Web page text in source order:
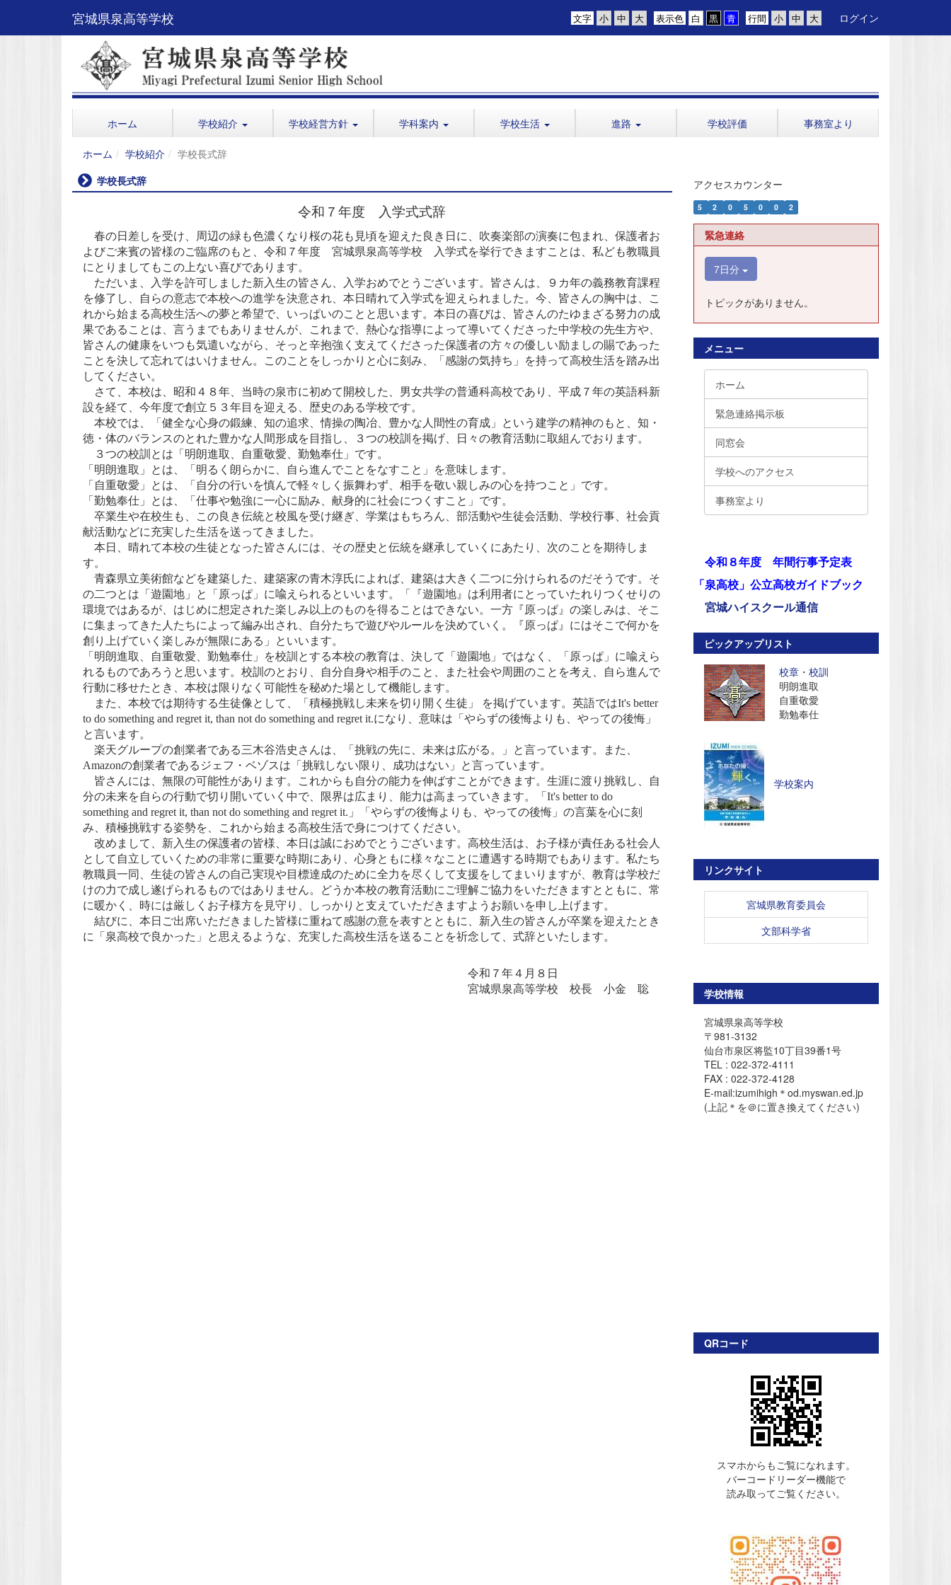
宮城県泉高等学校 行間
表示色
文字 ログイン
ホーム 学校紹介 学校経営方針 学科案内 学校生活 進路 学校評価 事務室より
ホーム 学校紹介
学校長式辞
学校長式辞
令和７年度 入学式式辞
春の日差しを受け、周辺の緑も色濃くなり桜の花も見頃を迎えた良き日に、吹奏楽部の演奏に包まれ、保護者お
よびご来賓の皆様のご臨席のもと、令和７年度 宮城県泉高等学校 入学式を挙行できますことは、私ども教職員
にとりましてもこの上ない喜びであります。
ただいま、入学を許可しました新入生の皆さん、入学おめでとうございます。皆さんは、９カ年の義務教育課程
を修了し、自らの意志で本校への進学を決意され、本日晴れて入学式を迎えられました。今、皆さんの胸中は、こ
れから始まる高校生活への夢と希望で、いっぱいのことと思います。本日の喜びは、皆さんのたゆまざる努力の成
果であることは、言うまでもありませんが、これまで、熱心な指導によって導いてくださった中学校の先生方や、
皆さんの健康をいつも気遣いながら、そっと辛抱強く支えてくださった保護者の方々の優しい励ましの賜であった
ことを決して忘れてはいけません。このことをしっかりと心に刻み、「感謝の気持ち」を持って高校生活を踏み出
してください。
さて、本校は、昭和４８年、当時の泉市に初めて開校した、男女共学の普通科高校であり、平成７年の英語科新
設を経て、今年度で創立５３年目を迎える、歴史のある学校です。
本校では、「健全な心身の鍛練、知の追求、情操の陶冶、豊かな人間性の育成」という建学の精神のもと、知・
徳・体のバランスのとれた豊かな人間形成を目指し、３つの校訓を掲げ、日々の教育活動に取組んでおります。
３つの校訓とは「明朗進取、自重敬愛、勤勉奉仕」です。
「明朗進取」とは、「明るく朗らかに、自ら進んでことをなすこと」を意味します。
「自重敬愛」とは、「自分の行いを慎んで軽々しく振舞わず、相手を敬い親しみの心を持つこと」です。
「勤勉奉仕」とは、「仕事や勉強に一心に励み、献身的に社会につくすこと」です。
卒業生や在校生も、この良き伝統と校風を受け継ぎ、学業はもちろん、部活動や生徒会活動、学校行事、社会貢
献活動などに充実した生活を送ってきました。
本日、晴れて本校の生徒となった皆さんには、その歴史と伝統を継承していくにあたり、次のことを期待しま
す。
青森県立美術館などを建築した、建築家の青木淳氏によれば、建築は大きく二つに分けられるのだそうです。そ
の二つとは「遊園地」と「原っぱ」に喩えられるといいます。「『遊園地』は利用者にとっていたれりつくせりの
環境ではあるが、はじめに想定された楽しみ以上のものを得ることはできない。一方『原っぱ』の楽しみは、そこ
に集まってきた人たちによって編み出され、自分たちで遊びやルールを決めていく。『原っぱ』にはそこで何かを
創り上げていく楽しみが無限にある」といいます。
「明朗進取、自重敬愛、勤勉奉仕」を校訓とする本校の教育は、決して「遊園地」ではなく、「原っぱ」に喩えら
れるものであろうと思います。校訓のとおり、自分自身や相手のこと、また社会や周囲のことを考え、自ら進んで
行動に移せたとき、本校は限りなく可能性を秘めた場として機能します。
また、本校では期待する生徒像として、「積極挑戦し未来を切り開く生徒」 を掲げています。英語ではIt's better
to do something and regret it, than not do something and regret it.になり、意味は「やらずの後悔よりも、やっての後悔」
と言います。
楽天グループの創業者である三木谷浩史さんは、「挑戦の先に、未来は広がる。」と言っています。また、
Amazonの創業者であるジェフ・ベゾスは「挑戦しない限り、成功はない」と言っています。
皆さんには、無限の可能性があります。これからも自分の能力を伸ばすことができます。生涯に渡り挑戦し、自
分の未来を自らの行動で切り開いていく中で、限界は広まり、能力は高まっていきます。「It's better to do
something and regret it, than not do something and regret it.」「やらずの後悔よりも、やっての後悔」の言葉を心に刻
み、積極挑戦する姿勢を、これから始まる高校生活で身につけてください。
改めまして、新入生の保護者の皆様、本日は誠におめでとうございます。高校生活は、お子様が責任ある社会人
として自立していくための非常に重要な時期にあり、心身ともに様々なことに遭遇する時期でもあります。私たち
教職員一同、生徒の皆さんの自己実現や目標達成のために全力を尽くして支援をしてまいりますが、教育は学校だ
けの力で成し遂げられるものではありません。どうか本校の教育活動にご理解ご協力をいただきますとともに、常
に暖かく、時には厳しくお子様方を見守り、しっかりと支えていただきますようお願いを申し上げます。
結びに、本日ご出席いただきました皆様に重ねて感謝の意を表すとともに、新入生の皆さんが卒業を迎えたとき
に「泉高校で良かった」と思えるような、充実した高校生活を送ることを祈念して、式辞といたします。
令和７年４月８日
宮城県泉高等学校 校長 小金 聡
アクセスカウンター
5 2 0 5 0 0 2
緊急連絡
7日分
トピックがありません。
メニュー
ホーム
緊急連絡掲示板
同窓会
学校へのアクセス
事務室より
令和８年度 年間行事予定表
「泉高校」公立高校ガイドブック
宮城ハイスクール通信
ピックアップリスト
校章・ 校訓
明朗進取
自重敬愛
勤勉奉仕
学校案内
リンクサイト
宮城県教育委員会
文部科学省
学校情報
宮城県泉高等学校
〒981-3132
仙台市泉区将監10丁目39番1号
TEL : 022-372-4111
FAX : 022-372-4128
E-mail:izumihigh＊od.myswan.ed.jp
(上記＊を＠に置き換えてください)
QRコード
スマホからもご覧になれます。
バーコードリーダー機能で
読み取ってご覧ください。